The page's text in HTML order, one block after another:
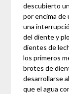
descubierto
por encima de
una
del diente y
dientes de
los primeros
brotes de
desarrollarse
que el agua